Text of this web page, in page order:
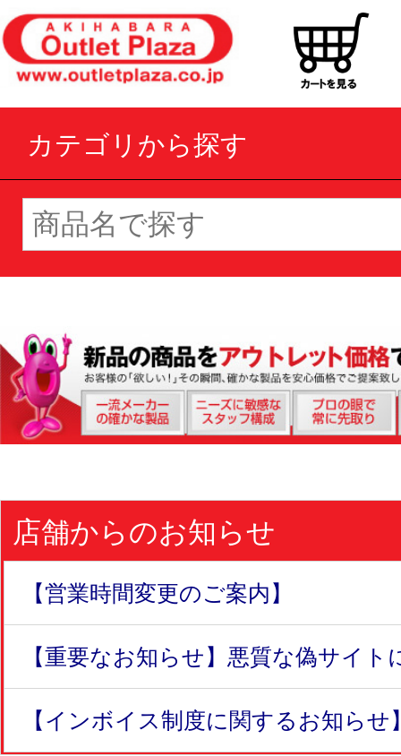
カテゴリから探す
店舗からのお知らせ
【営業時間変更のご案内】
【重要なお知らせ】悪質な偽サイト
【インボイス制度に関するお知らせ